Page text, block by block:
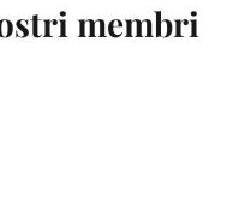
membri